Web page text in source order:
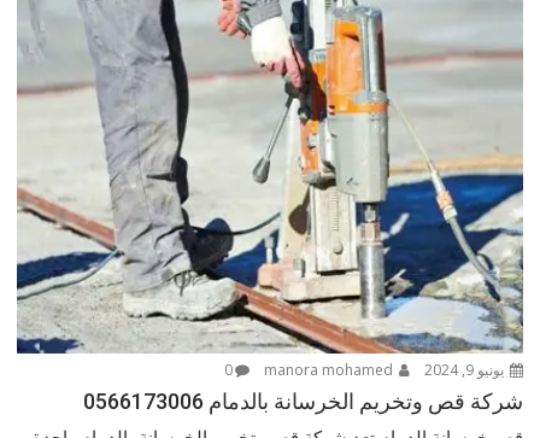
يونيو 9, 2024 0
شركة قص وتخريم الخرسانة بالدمام 0566173006